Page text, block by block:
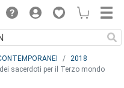
2018
sacerdoti per il Terzo mondo